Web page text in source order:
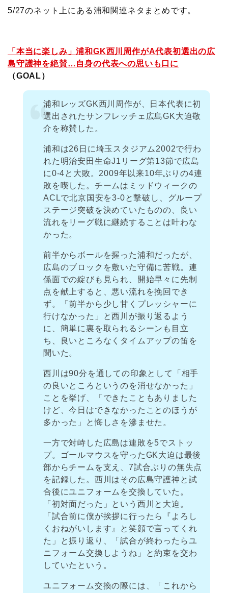
o
k
e a o
e
i
k
5/27のネット上にある浦和関連ネタまとめです。
「本当に楽しみ」浦和GK西川周作がA代表初選出の広
島守護神を絶賛…自身の代表への思いも口に
（GOAL）
浦和レッズGK西川周作が、日本代表に初
選出されたサンフレッチェ広島GK大迫敬
介を称賛した。
浦和は26日に埼玉スタジアム2002で行わ
れた明治安田生命J1リーグ第13節で広島
に0-4と大敗。2009年以来10年ぶりの4連
敗を喫した。チームはミッドウィークの
ACLで北京国安を3-0と撃破し、グループ
ステージ突破を決めていたものの、良い
流れをリーグ戦に継続することは叶わな
かった。
前半からボールを握った浦和だったが、
広島のブロックを敷いた守備に苦戦。連
係面での綻びも見られ、開始早々に先制
点を献上すると、悪い流れを挽回でき
ず。「前半から少し甘くプレッシャーに
行けなかった」と西川が振り返るよう
に、簡単に裏を取られるシーンも目立
ち、良いところなくタイムアップの笛を
聞いた。
西川は90分を通しての印象として「相手
の良いところというのを消せなかった」
ことを挙げ、「できたこともありました
けど、今日はできなかったことのほうが
多かった」と悔しさを滲ませた。
一方で対峙した広島は連敗を5でストッ
プ。ゴールマウスを守ったGK大迫は最後
部からチームを支え、7試合ぶりの無失点
を記録した。西川はその広島守護神と試
合後にユニフォームを交換していた。
「初対面だった」という西川と大迫。
「試合前に僕が挨拶に行ったら『よろし
くおねがいします』と笑顔で言ってくれ
た」と振り返り、「試合が終わったらユ
ニフォーム交換しようね」と約束を交わ
していたという。
ユニフォーム交換の際には、「これから